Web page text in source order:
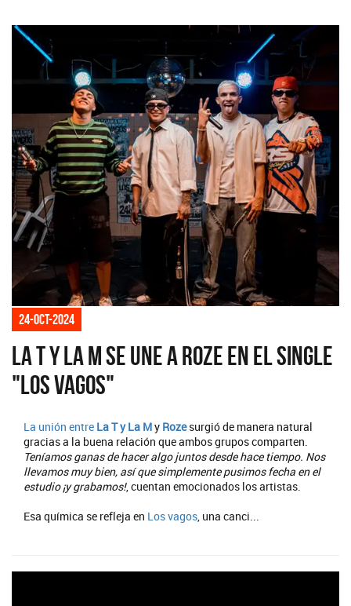
24-oct-2024
La T y La M se une a Roze en el single
"Los vagos"
La unión entre La T y La My Rozesurgió de manera natural
gracias a la buena relación que ambos grupos comparten.
Teníamos ganas de hacer algo juntos desde hace tiempo. Nos
llevamos muy bien, así que simplemente pusimos fecha en el
estudio ¡y grabamos!, cuentan emocionados los artistas.
Esa química se refleja en Los vagos , una canci...